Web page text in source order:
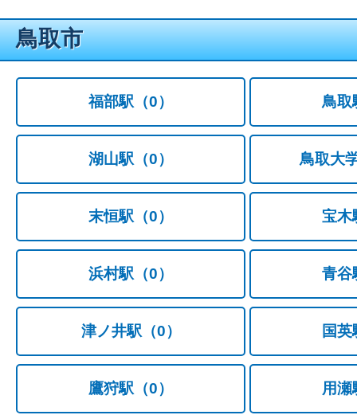
鳥取市
福部駅 （0） 鳥取
湖山駅 （0） 鳥取大
末恒駅 （0） 宝木
浜村駅 （0） 青谷
津ノ井駅 （0） 国英
鷹狩駅 （0） 用瀬